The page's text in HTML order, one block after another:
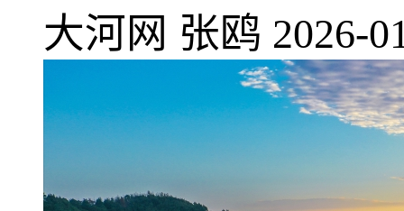
大河网 张鸥 2026-